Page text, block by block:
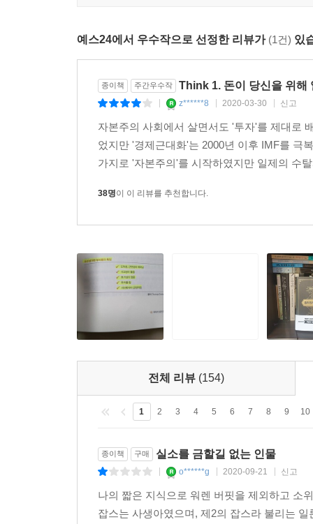
한국 사회에 만연한 그릇된 소비행태는 한국 사
되기는 불가능하다고 생각하고 포기하기 때문이
투자로 바꾸는 라이프스타일로 전환하기만 해
일하도록 시스템을 만들어 놓으면 시간이 당신
사람들을 위해 저자는 하루 만원으로 시작하는 경
예스24에서 우수작으로 선정한 리뷰가 (1건) 있
종이책 주간우수작 Think 1. 돈이 당신을 위해
z******8 2020-03-30 신고
자본주의 사회에서 살면서도 '투자'를 제대로
었지만 '경제근대화'는 2000년 이후 IMF를 극
가지로 '자본주의'를 시작하였지만 일제의 수
38명이 이 리뷰를 추천합니다.
전체 리뷰 (154)
1 2 3 4 5 6 7 8 9 10
종이책 구매 실소를 금할길 없는 인물
o******g 2020-09-21 신고
나의 짧은 지식으로 워렌 버핏을 제외하고 소
잡스는 사생아였으며, 제2의 잡스라 불리는